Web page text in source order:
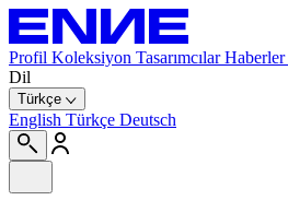
Profil Koleksiyon Tasarımcılar Haberler
Dil
Türkçe
English Türkçe Deutsch